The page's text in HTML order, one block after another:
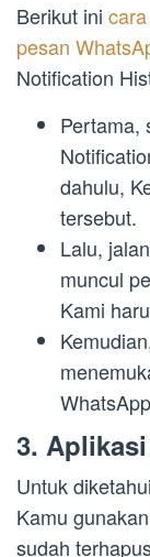
Berikut ini
pesan
Notification
Pertama,
dahulu,
tersebut.
Lalu,
muncul
Kami
WhatsApp
3.
Untuk
Kamu
sudah